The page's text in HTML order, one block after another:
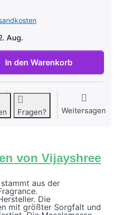
Aug.
Golden Nag Forest
In den Warenkorb
Fragen? Weitersagen
von Vijayshree
aus der
Die
mit größter Sorgfalt und